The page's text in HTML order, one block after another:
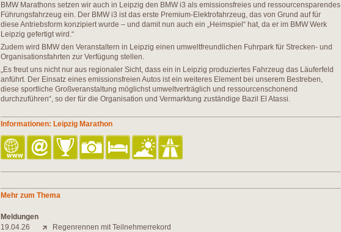
BMW Marathons setzen wir auch in Leipzig den BMW i3 als emissionsfreies und ressourcensparendes
Führungsfahrzeug ein. Der BMW i3 ist das erste Premium-Elektrofahrzeug, das von Grund auf für
diese Antriebsform konzipiert wurde – und damit nun auch ein „Heimspiel“ hat, da er im BMW Werk
Leipzig gefertigt wird.“
Zudem wird BMW den Veranstaltern in Leipzig einen umweltfreundlichen Fuhrpark für Strecken- und
Organisationsfahrten zur Verfügung stellen.
„Es freut uns nicht nur aus regionaler Sicht, dass ein in Leipzig produziertes Fahrzeug das Läuferfeld
anführt. Der Einsatz eines emissionsfreien Autos ist ein weiteres Element bei unserem Bestreben,
diese sportliche Großveranstaltung möglichst umweltverträglich und ressourcenschonend
durchzuführen“, so der für die Organisation und Vermarktung zuständige Bazil El Atassi.
Informationen: Leipzig Marathon
Mehr zum Thema
Meldungen
19.04.26
Regenrennen mit Teilnehmerrekord